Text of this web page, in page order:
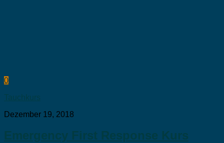
0
Tauchkurs
Dezember 19, 2018
Emergency First Response Kurs